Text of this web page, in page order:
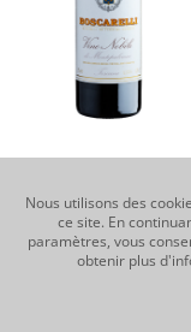
Nous utilisons des
ce site. En
paramètres, vous
obtenir plus